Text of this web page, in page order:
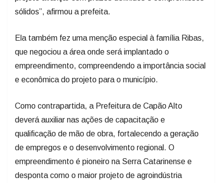
sólidos”, afirmou a prefeita.
Ela também fez uma menção especial à família Ribas,
que negociou a área onde será implantado o
empreendimento, compreendendo a importância social
e econômica do projeto para o município.
Como contrapartida, a Prefeitura de Capão Alto
deverá auxiliar nas ações de capacitação e
qualificação de mão de obra, fortalecendo a geração
de empregos e o desenvolvimento regional. O
empreendimento é pioneiro na Serra Catarinense e
desponta como o maior projeto de agroindústria